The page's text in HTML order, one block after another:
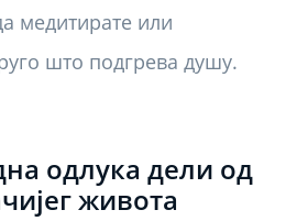
медитирате или
што подгрева душу.
одлука дели од
живота